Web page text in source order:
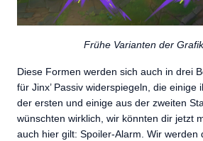
Frühe Varianten der
Diese Formen werden sich auch in drei
für Jinx’ Passiv widerspiegeln, die einige
der ersten und einige aus der zweiten
wünschten wirklich, wir könnten dir jetzt
auch hier gilt: Spoiler-Alarm. Wir werden